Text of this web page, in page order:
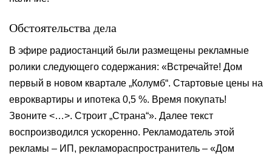
Обстоятельства дела
В эфире радиостанций были размещены рекламные
ролики следующего содержания: «Встречайте! Дом
первый в новом квартале „Колумб“. Стартовые цены на
евроквартиры и ипотека 0,5 %. Время покупать!
Звоните <…>. Строит „Страна“». Далее текст
воспроизводился ускоренно. Рекламодатель этой
рекламы – ИП, рекламораспространитель – «Дом